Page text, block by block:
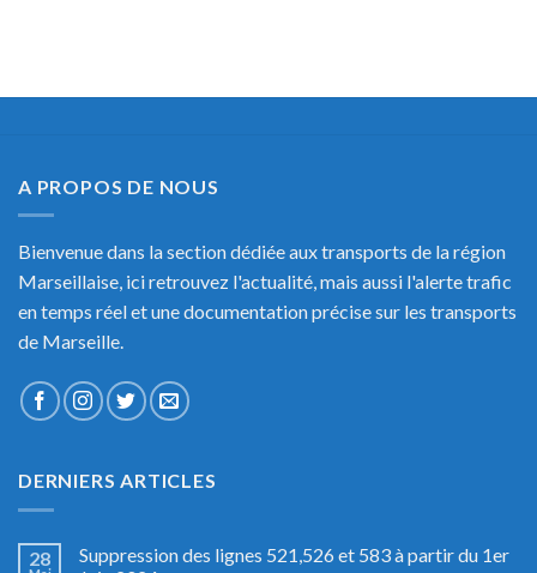
A PROPOS DE NOUS
Bienvenue dans la section dédiée aux transports de la région
Marseillaise, ici retrouvez l'actualité, mais aussi l'alerte trafic
en temps réel et une documentation précise sur les transports
de Marseille.
DERNIERS ARTICLES
28
Suppression des lignes 521,526 et 583 à partir du 1er